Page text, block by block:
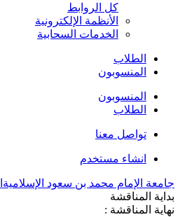
كل الروابط
الأنظمة الإلكترونية
الخدمات السحابية
الطلاب
المنسوبون
المنسوبون
الطلاب
تواصل معنا
انشاء مستخدم
جامعة الإمام محمد بن سعود الإسلامية
بداية المناقشة
نهاية المناقشة :